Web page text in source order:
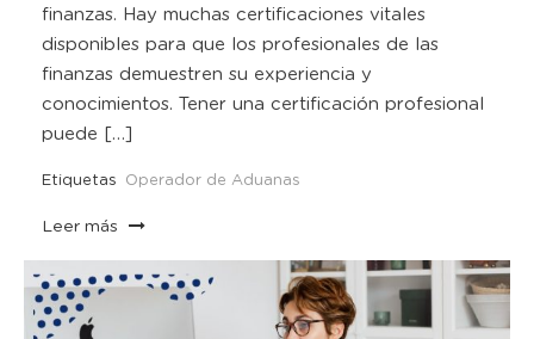
finanzas. Hay muchas certificaciones vitales
disponibles para que los profesionales de las
finanzas demuestren su experiencia y
conocimientos. Tener una certificación profesional
puede […]
Etiquetas Operador de Aduanas
Leer más